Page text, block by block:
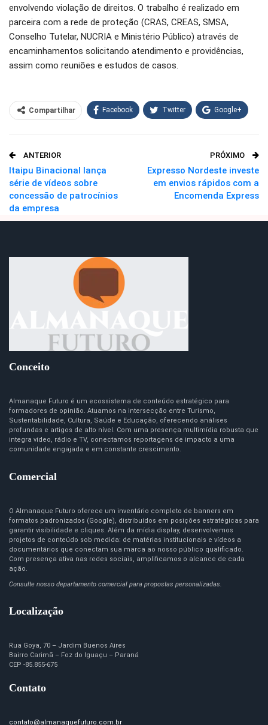
envolvendo violação de direitos. O trabalho é realizado em
parceira com a rede de proteção (CRAS, CREAS, SMSA,
Conselho Tutelar, NUCRIA e Ministério Público) através de
encaminhamentos solicitando atendimento e providências,
assim como reuniões e estudos de casos.
Compartilhar Facebook Twitter Google+
O email
ANTERIOR
Itaipu Binacional lança
série de vídeos sobre
concessão de patrocínios
da empresa
PRÓXIMO
Expresso Nordeste investe
em envios rápidos com a
Encomenda Express
Conceito
Almanaque Futuro é um ecossistema de conteúdo estratégico para
formadores de opinião. Atuamos na intersecção entre Turismo,
Sustentabilidade, Cultura, Saúde e Educação, oferecendo análises
profundas e artigos de alto nível. Com uma presença multimídia robusta que
integra vídeo, rádio e TV, conectamos reportagens de impacto a uma
comunidade engajada e em constante crescimento.
Comercial
O Almanaque Futuro oferece um inventário completo de banners em
formatos padronizados (Google), distribuídos em posições estratégicas para
garantir visibilidade e cliques. Além da mídia display, desenvolvemos
projetos de conteúdo sob medida: de matérias institucionais e vídeos a
documentários que conectam sua marca ao nosso público qualificado.
Com presença ativa nas redes sociais, amplificamos o alcance de cada
ação.
Consulte nosso departamento comercial para propostas personalizadas.
Localização
Rua Goya, 70 – Jardim Buenos Aires
Bairro Carimã – Foz do Iguaçu – Paraná
CEP -85.855-675
Contato
contato@almanaquefuturo.com.br